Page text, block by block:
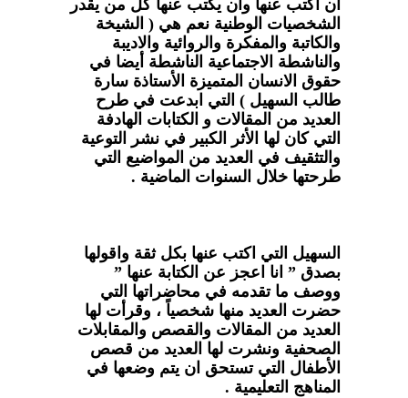
ان اكتب عنها وان يكتب عنها كل من يقدر
الشخصيات الوطنية نعم هي ( الشيخة
والكاتبة والمفكرة والروائية والاديبة
والناشطة الاجتماعية الناشطة أيضا في
حقوق الانسان المتميزة الأستاذة سارة
طالب السهيل ) التي ابدعت في طرح
العديد من المقالات و الكتابات الهادفة
التي كان لها الأثر الكبير في نشر التوعية
والتثقيف في العديد من المواضيع التي
طرحتها خلال السنوات الماضية .
السهيل التي اكتب عنها بكل ثقة واقولها
بصدق ” انا اعجز عن الكتابة عنها ”
ووصف ما تقدمه في محاضراتها التي
حضرت العديد منها شخصياً ، وقرأت لها
العديد من المقالات والقصص والمقابلات
الصحفية ونشرت لها العديد من قصص
الأطفال التي تستحق ان يتم وضعها في
المناهج التعليمية .